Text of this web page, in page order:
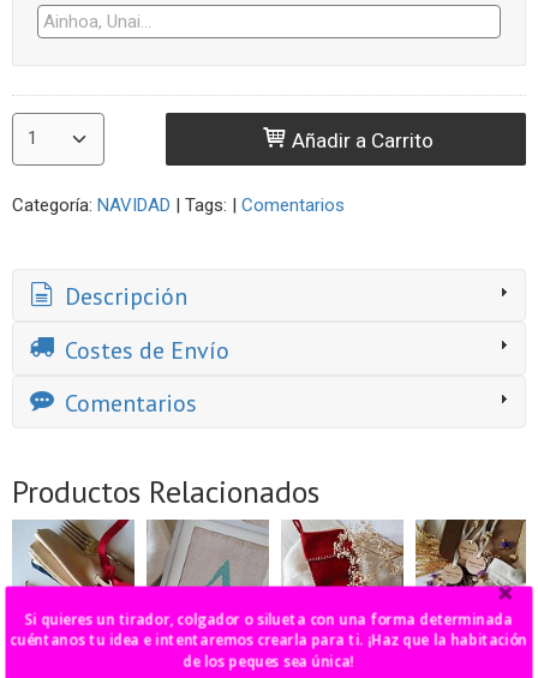
Añadir a Carrito
Categoría: NAVIDAD | Tags: | Comentarios
Descripción
Costes de Envío
Comentarios
Productos Relacionados
cuadro inicial calcetín ciervo
Si quieres un tirador, colgador o silueta con una forma determinada
cuéntanos tu idea e intentaremos crearla para ti. ¡Haz que la habitación
de los peques sea única!